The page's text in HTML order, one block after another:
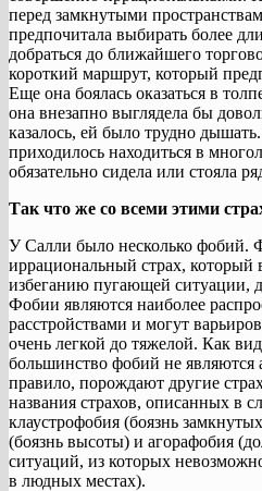
перед замкнутыми
предпочитала выбирать более
добраться до ближайшего
короткий маршрут, который
Еще она боялась оказаться в
она внезапно выглядела бы
казалось, ей было трудно
приходилось находиться в
обязательно сидела или стояла
Так что же со всеми этими
У Салли было несколько фобий.
иррациональный страх, который
избеганию пугающей ситуации,
Фобии являются наиболее
расстройствами и могут
очень легкой до тяжелой. Как
большинство фобий не
правило, порождают другие
названия страхов, описанных в
клаустрофобия (боязнь
(боязнь высоты) и агорафобия
ситуаций, из которых
в людных местах).